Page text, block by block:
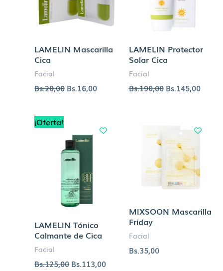
LAMELIN Mascarilla
Cica
Facial
Bs.20,00 Bs.16,00
LAMELIN Protector
Solar Cica
Facial
Bs.190,00 Bs.145,00
¡Oferta!
LAMELIN Tónico
Calmante de Cica
Facial
Bs.125,00
original
era:
Bs.125,00.
Bs.113,00
precio
MIXSOON Mascarilla
Friday
Facial
Bs.35,00